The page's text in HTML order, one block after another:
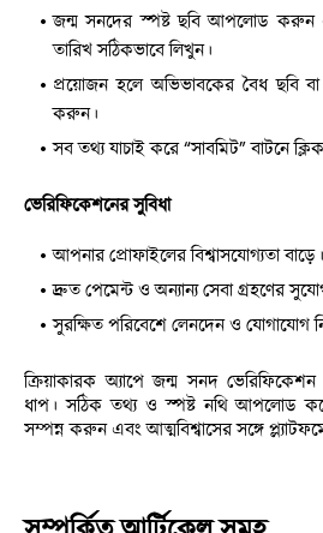
জন্ম সনদের স্পষ্ট ছবি আপলোড করুন
তারিখ সঠিকভাবে লিখুন।
প্রয়োজন হলে অভিভাবকের বৈধ ছবি
করুন।
সব তথ্য যাচাই করে “সাবমিট” বাটনে
ভেরিফিকেশনের সুবিধা
আপনার প্রোফাইলের বিশ্বাসযোগ্যতা বাড়ে।
দ্রুত পেমেন্ট ও অন্যান্য সেবা গ্রহণের
সুরক্ষিত পরিবেশে লেনদেন ও যোগাযোগ
ক্রিয়াকারক অ্যাপে জন্ম সনদ
ধাপ। সঠিক তথ্য ও স্পষ্ট নথি আপলোড করে
সম্পন্ন করুন এবং আত্মবিশ্বাসের সঙ্গে